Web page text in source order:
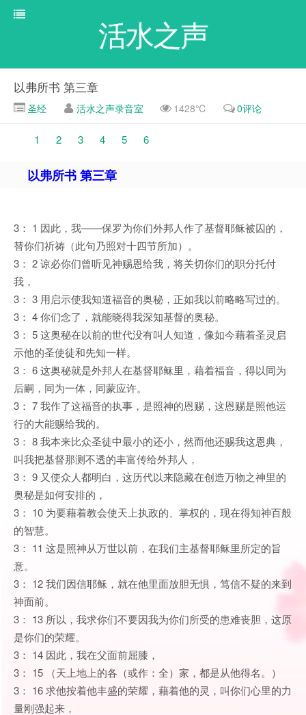
活水之声
以弗所书 第三章
圣经 活水之声录音室 1428℃ 0评论
1 2 3 4 5 6
以弗所书 第三章
3： 1 因此，我——保罗为你们外邦人作了基督耶稣被囚的，
替你们祈祷（此句乃照对十四节所加）。
3： 2 谅必你们曾听见神赐恩给我，将关切你们的职分托付
我，
3： 3 用启示使我知道福音的奥秘，正如我以前略略写过的。
3： 4 你们念了，就能晓得我深知基督的奥秘。
3： 5 这奥秘在以前的世代没有叫人知道，像如今藉着圣灵启
示他的圣使徒和先知一样。
3： 6 这奥秘就是外邦人在基督耶稣里，藉着福音，得以同为
后嗣，同为一体，同蒙应许。
3： 7 我作了这福音的执事，是照神的恩赐，这恩赐是照他运
行的大能赐给我的。
3： 8 我本来比众圣徒中最小的还小，然而他还赐我这恩典，
叫我把基督那测不透的丰富传给外邦人，
3： 9 又使众人都明白，这历代以来隐藏在创造万物之神里的
奥秘是如何安排的，
3： 10 为要藉着教会使天上执政的、掌权的，现在得知神百般
的智慧。
3： 11 这是照神从万世以前，在我们主基督耶稣里所定的旨
意。
3： 12 我们因信耶稣，就在他里面放胆无惧，笃信不疑的来到
神面前。
3： 13 所以，我求你们不要因我为你们所受的患难丧胆，这原
是你们的荣耀。
3： 14 因此，我在父面前屈膝，
3： 15 （天上地上的各（或作：全）家，都是从他得名。）
3： 16 求他按着他丰盛的荣耀，藉着他的灵，叫你们心里的力
量刚强起来，